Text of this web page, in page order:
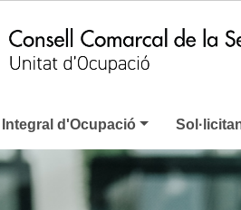
d'Ocupació